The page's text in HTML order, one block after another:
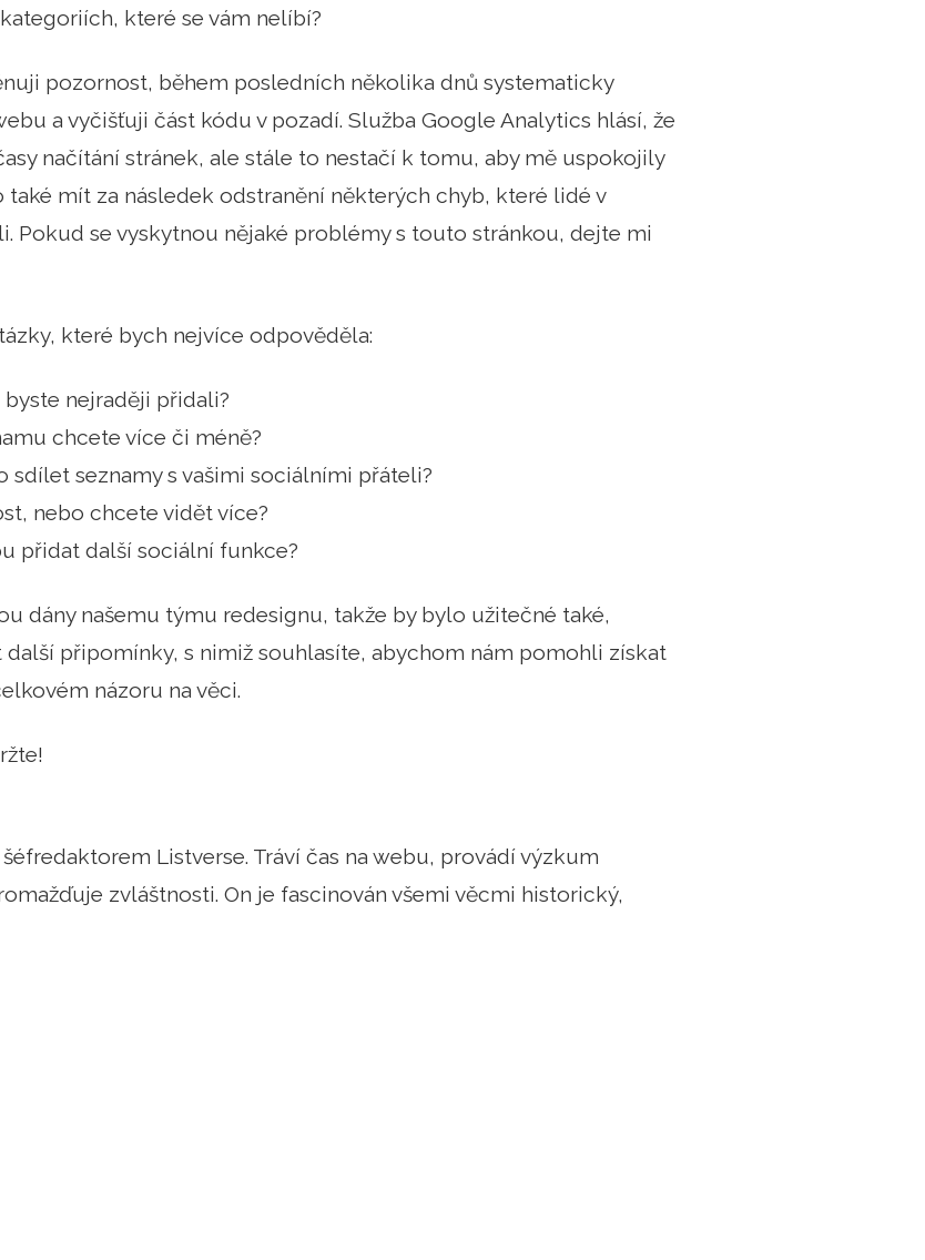
které se vám nelíbí?
pozornost, během posledních několika dnů systematicky
a vyčišťuji část kódu v pozadí. Služba Google Analytics hlásí, že
načítání stránek, ale stále to nestačí k tomu, aby mě uspokojily
také mít za následek odstranění některých chyb, které lidé v
Pokud se vyskytnou nějaké problémy s touto stránkou, dejte mi
které bych nejvíce odpověděla:
nejraději přidali?
chcete více či méně?
sdílet seznamy s vašimi sociálními přáteli?
nebo chcete vidět více?
přidat další sociální funkce?
dány našemu týmu redesignu, takže by bylo užitečné také,
další připomínky, s nimiž souhlasíte, abychom nám pomohli získat
názoru na věci.
Listverse. Tráví čas na webu, provádí výzkum
zvláštnosti. On je fascinován všemi věcmi historický,